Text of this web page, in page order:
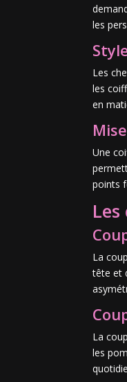
les
Les
les
en
Une
points
La
tête et
La
les